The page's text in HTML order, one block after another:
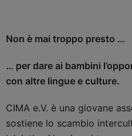
Non è mai troppo presto …
… per dare ai bambini
con altre lingue e culture.
CIMA e.V. è una giovane
sostiene lo scambio